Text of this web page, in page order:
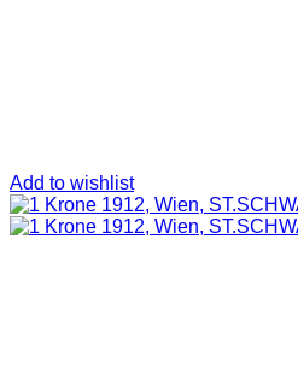
Add to wishlist